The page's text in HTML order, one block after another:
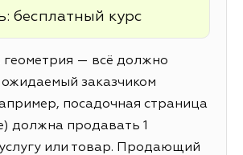
бесплатный курс
геометрия — всё должно
заказчиком
посадочная страница
должна продавать 1
или товар. Продающий